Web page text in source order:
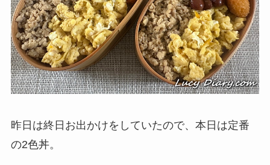
昨日は終日お出かけをしていたので、本日は定番
の2色丼。